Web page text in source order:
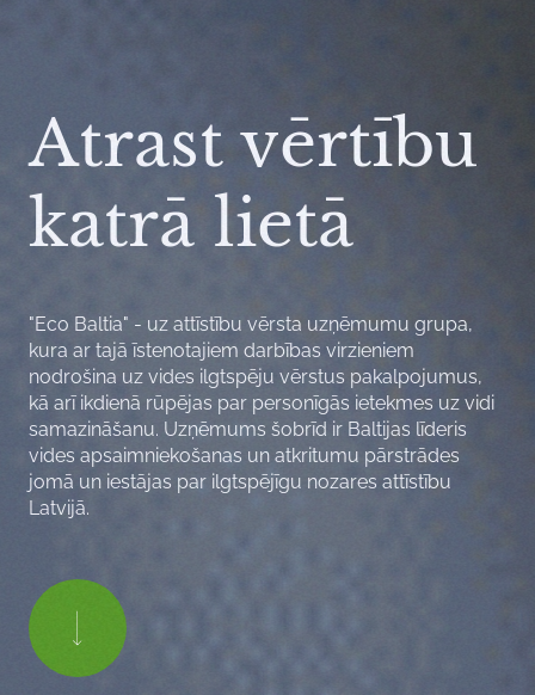
Atrast vērtību
katrā lietā
"Eco Baltia" - uz attīstību vērsta uzņēmumu grupa,
kura ar tajā īstenotajiem darbības virzieniem
nodrošina uz vides ilgtspēju vērstus pakalpojumus,
kā arī ikdienā rūpējas par personīgās ietekmes uz vidi
samazināšanu. Uzņēmums šobrīd ir Baltijas līderis
vides apsaimniekošanas un atkritumu pārstrādes
jomā un iestājas par ilgtspējīgu nozares attīstību
Latvijā.